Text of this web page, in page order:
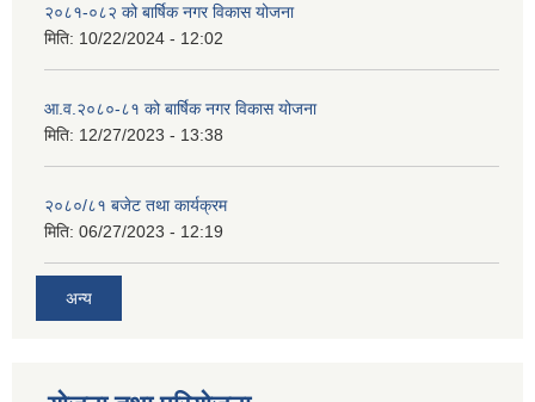
२०८१-०८२ को बार्षिक नगर विकास योजना
मिति: 10/22/2024 - 12:02
आ.व.२०८०-८१ को बार्षिक नगर विकास योजना
मिति: 12/27/2023 - 13:38
२०८०/८१ बजेट तथा कार्यक्रम
मिति: 06/27/2023 - 12:19
अन्य